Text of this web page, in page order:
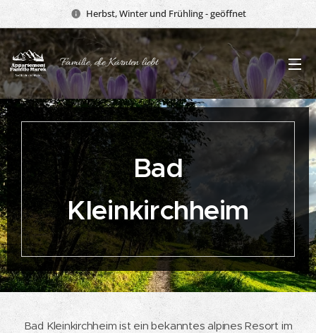
Herbst, Winter und Frühling - geöffnet
Familie, die Kärnten liebt
Bad
Kleinkirchheim
Bad Kleinkirchheim ist ein bekanntes alpines Resort im